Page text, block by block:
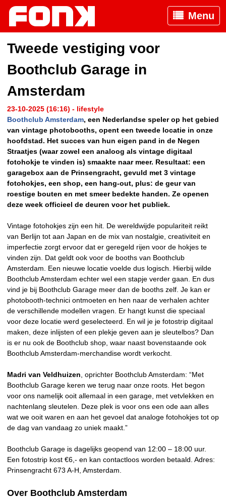
Menu
Tweede vestiging voor
Boothclub Garage in
Amsterdam
23-10-2025 (16:16) - lifestyle
Boothclub Amsterdam, een Nederlandse speler op het gebied
van vintage photobooths, opent een tweede locatie in onze
hoofdstad. Het succes van hun eigen pand in de Negen
Straatjes (waar zowel een analoog als vintage digitaal
fotohokje te vinden is) smaakte naar meer. Resultaat: een
garagebox aan de Prinsengracht, gevuld met 3 vintage
fotohokjes, een shop, een hang-out, plus: de geur van
roestige bouten en met smeer bedekte handen. Ze openen
deze week officieel de deuren voor het publiek.
Vintage fotohokjes zijn een hit. De wereldwijde populariteit reikt
van Berlijn tot aan Japan en de mix van nostalgie, creativiteit en
imperfectie zorgt ervoor dat er geregeld rijen voor de hokjes te
vinden zijn. Dat geldt ook voor de booths van Boothclub
Amsterdam. Een nieuwe locatie voelde dus logisch. Hierbij wilde
Boothclub Amsterdam echter wel een stapje verder gaan. En dus
vind je bij Boothclub Garage meer dan de booths zelf. Je kan er
photobooth-technici ontmoeten en hen naar de verhalen achter
de verschillende modellen vragen. Er hangt kunst die speciaal
voor deze locatie werd geselecteerd. En wil je je fotostrip digitaal
maken, deze inlijsten of een plekje geven aan je sleutelbos? Dan
is er nu ook de Boothclub shop, waar naast bovenstaande ook
Boothclub Amsterdam-merchandise wordt verkocht.
Madri van Veldhuizen , oprichter Boothclub Amsterdam: “Met
Boothclub Garage keren we terug naar onze roots. Het begon
voor ons namelijk ooit allemaal in een garage, met vetvlekken en
nachtenlang sleutelen. Deze plek is voor ons een ode aan alles
wat we ooit waren en aan het gevoel dat analoge fotohokjes tot op
de dag van vandaag zo uniek maakt.”
Boothclub Garage is dagelijks geopend van 12:00 – 18:00 uur.
Een fotostrip kost €6,- en kan contactloos worden betaald. Adres:
Prinsengracht 673 A-H, Amsterdam.
Over Boothclub Amsterdam